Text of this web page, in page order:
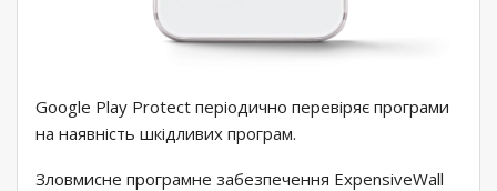
Google Play Protect періодично перевіряє програми
на наявність шкідливих програм.
Зловмисне програмне забезпечення ExpensiveWall